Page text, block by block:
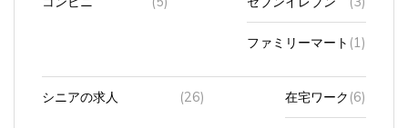
ファミリーマート(1)
シニアの求人 (26) 在宅ワーク(6)
求職活動 (14)